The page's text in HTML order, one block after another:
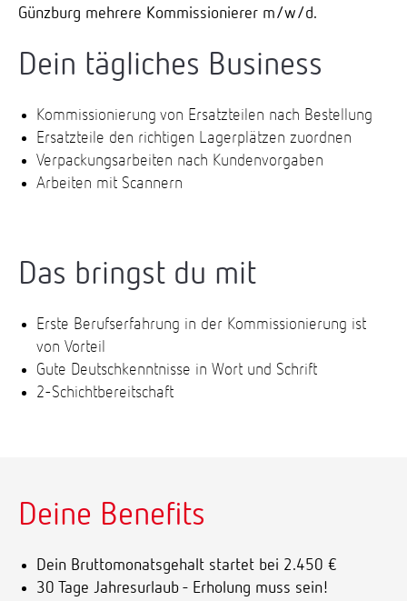
Günzburg mehrere Kommissionierer m/w/d.
Dein tägliches Business
Kommissionierung von Ersatzteilen nach Bestellung
Ersatzteile den richtigen Lagerplätzen zuordnen
Verpackungsarbeiten nach Kundenvorgaben
Arbeiten mit Scannern
Das bringst du mit
Erste Berufserfahrung in der Kommissionierung ist
von Vorteil
Gute Deutschkenntnisse in Wort und Schrift
2-Schichtbereitschaft
Deine Benefits
Dein Bruttomonatsgehalt startet bei 2.450 €
30 Tage Jahresurlaub - Erholung muss sein!